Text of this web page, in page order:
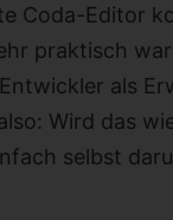
Coda-Editor
praktisch
als
Wird das
selbst